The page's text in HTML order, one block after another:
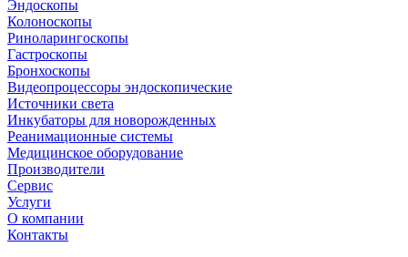
Эндоскопы
Колоноскопы
Риноларингоскопы
Гастроскопы
Бронхоскопы
Видеопроцессоры эндоскопические
Источники света
Инкубаторы для новорожденных
Реанимационные системы
Медицинское оборудование
Производители
Сервис
Услуги
О компании
Контакты